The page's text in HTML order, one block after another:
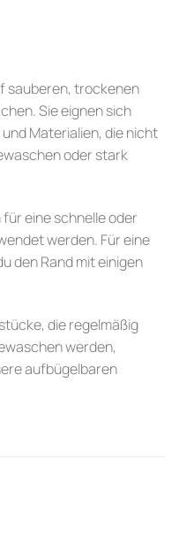
sauberen, trockenen
Sie eignen sich
Materialien, die nicht
oder stark
eine schnelle oder
werden. Für eine
den Rand mit einigen
die regelmäßig
werden,
aufbügelbaren